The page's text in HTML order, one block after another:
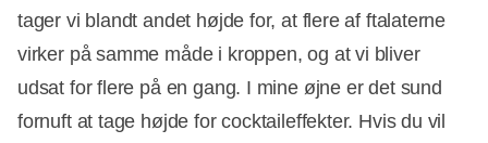
tager vi blandt andet højde for, at flere af ftalaterne
virker på samme måde i kroppen, og at vi bliver
udsat for flere på en gang. I mine øjne er det sund
fornuft at tage højde for cocktaileffekter. Hvis du vil